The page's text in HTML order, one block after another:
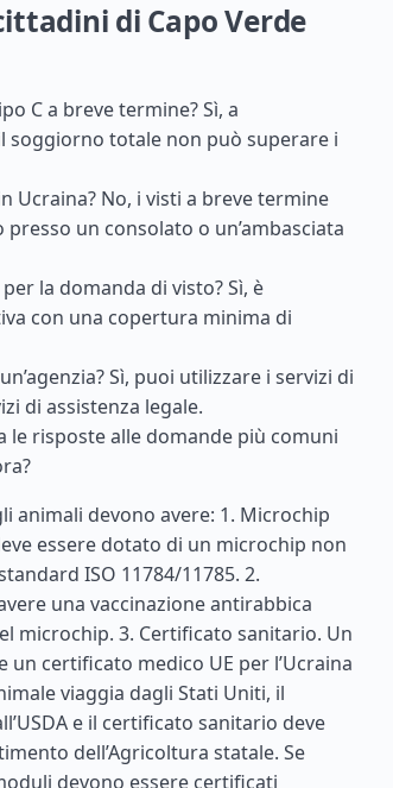
di Capo Verde
C a breve termine? Sì, a
soggiorno totale non può superare i
Ucraina? No, i visti a breve termine
un consolato o un’ambasciata
la domanda di visto? Sì, è
con una copertura minima di
Sì, puoi utilizzare i servizi di
di assistenza legale.
le risposte alle domande più comuni
animali devono avere: 1. Microchip
essere dotato di un microchip non
ISO 11784/11785. 2.
una vaccinazione antirabbica
microchip. 3. Certificato sanitario. Un
certificato medico UE per l’Ucraina
viaggia dagli Stati Uniti, il
e il certificato sanitario deve
dell’Agricoltura statale. Se
devono essere certificati